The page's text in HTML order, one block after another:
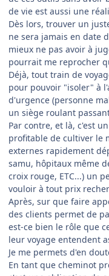
de vie est aussi une
Dès lors, trouver un
ne sera jamais en date
mieux ne pas avoir à
pourrait me reprocher
Déjà, tout train de
pour pouvoir "isoler" à
d'urgence (personne
un siège roulant
Par contre, et là, c'est
profitable de cultiver le
externes rapidement
samu, hôpitaux même
croix rouge, ETC...) un
vouloir à tout prix
Après, sur que faire
des clients permet de
est-ce bien le rôle que
leur voyage entendent
Je me permets d'en
En tant que cheminot